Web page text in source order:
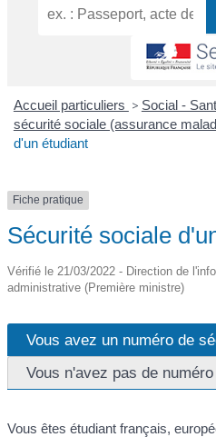
Accueil particuliers > Social -
sécurité sociale (assurance
d'un étudiant
Fiche pratique
Sécurité sociale
Vérifié le 21/03/2022 - Direction de
administrative (Première ministre)
Vous avez un numéro de
Vous n'avez pas de
Vous êtes étudiant français,